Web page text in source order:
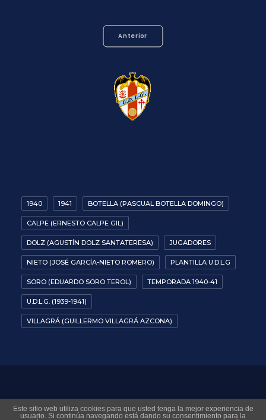
Anterior
1940 1941 BOTELLA (PASCUAL BOTELLA DOMINGO)
CALPE (ERNESTO CALPE GIL)
DOLZ (AGUSTÍN DOLZ SANTATERESA) JUGADORES
NIETO (JOSÉ GARCÍA-NIETO ROMERO) PLANTILLA U.D.L.G
SORO (EDUARDO SORO TEROL) TEMPORADA 1940-41
U.D.L.G. (1939-1941)
VILLAGRÁ (GUILLERMO VILLAGRÁ AZCONA)
© 2026 Museo Virtual Levante UD. All rights reserved
Este sitio web utiliza cookies para que usted tenga la mejor experiencia de
usuario. Si continúa navegando está dando su consentimiento para la